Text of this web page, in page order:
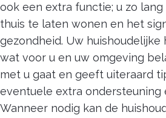
ook een extra functie; u zo
thuis te laten wonen en het
gezondheid. Uw
wat voor u en uw omgeving
met u gaat en geeft uiteraard
eventuele extra ondersteuning
Wanneer nodig kan de